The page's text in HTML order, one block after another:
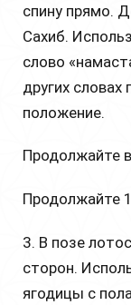
спину прямо.
Сахиб.
слово
других
положение.
Продолжайте
Продолжайте
3. В позе
сторон.
ягодицы с